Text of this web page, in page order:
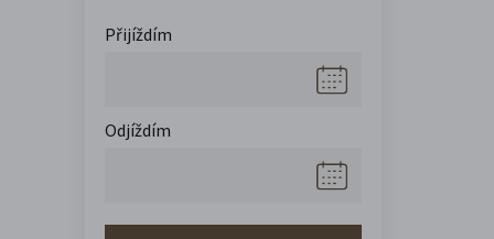
Přijíždím
Odjíždím